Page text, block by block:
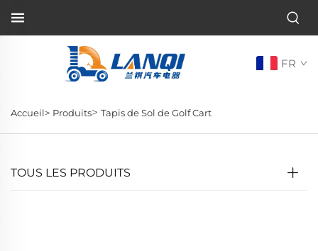
FR
Accueil> Produits> Tapis de Sol de Golf Cart
TOUS LES PRODUITS